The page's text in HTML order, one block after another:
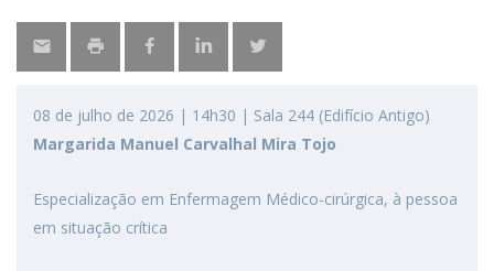
08 de julho de 2026 | 14h30 | Sala 244 (Edifício Antigo)
Margarida Manuel Carvalhal Mira Tojo
Especialização em Enfermagem Médico-cirúrgica, à pessoa
em situação crítica